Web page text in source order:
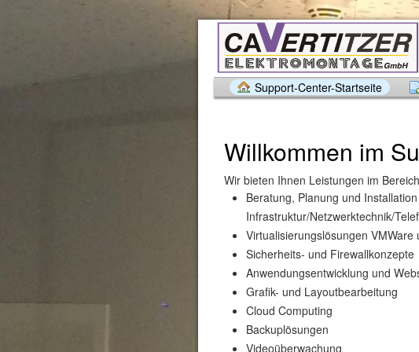
Support-Center-Startseite
Willkommen im
Wir bieten Ihnen Leistungen im
Beratung, Planung und
Infrastruktur/Netzwerktechnik/
Virtualisierungslösungen VMWare
Sicherheits- und Firewallkonzepte
Anwendungsentwicklung und
Grafik- und Layoutbearbeitung
Cloud Computing
Backuplösungen
Videoüberwachung